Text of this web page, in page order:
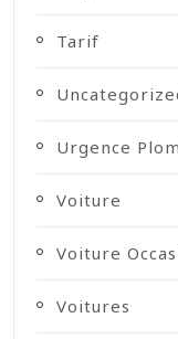
Tarif
Urgence
Voiture
Voiture
Voitures